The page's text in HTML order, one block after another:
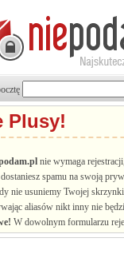
Plusy!
nie wymaga
spamu na swoją
nie usuniemy Twojej skrzynki
aliasów nikt inny nie
W dowolnym formularzu